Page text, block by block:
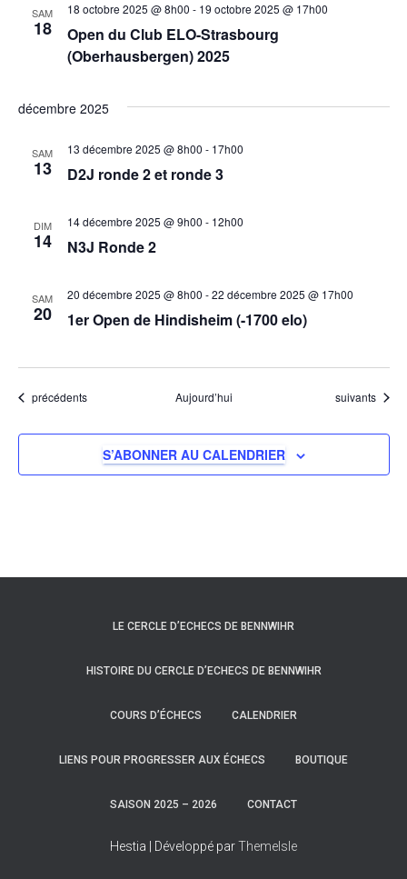
SAM
18
Open du Club ELO-Strasbourg
(Oberhausbergen) 2025
18 octobre 2025 @ 8h00 - 19 octobre 2025 @ 17h00
décembre 2025
SAM
13 D2J ronde 2 et ronde 3
13 décembre 2025 @ 8h00 - 17h00
DIM
14 N3J Ronde 2
14 décembre 2025 @ 9h00 - 12h00
SAM
20 1er Open de Hindisheim (-1700 elo)
20 décembre 2025 @ 8h00 -22 décembre 2025 @ 17h00
Évènements
précédents Aujourd’hui Évènements
suivants
S’ABONNER AU CALENDRIER
LE CERCLE D’ECHECS DE BENNWIHR
HISTOIRE DU CERCLE D’ECHECS DE BENNWIHR
COURS D’ÉCHECS CALENDRIER
LIENS POUR PROGRESSER AUX ÉCHECS BOUTIQUE
SAISON 2025 – 2026 CONTACT
Hestia | Développé parThemeIsle